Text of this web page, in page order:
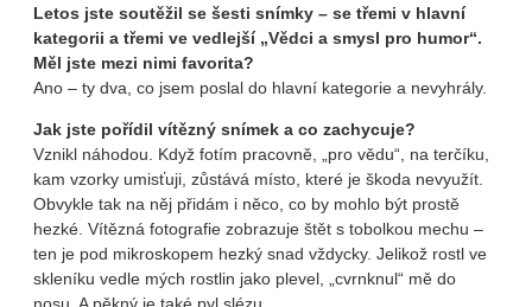
Letos jste soutěžil se šesti snímky – se třemi v hlavní
kategorii a třemi ve vedlejší „Vědci a smysl pro humor“.
Měl jste mezi nimi favorita?
Ano – ty dva, co jsem poslal do hlavní kategorie a nevyhrály.
Jak jste pořídil vítězný snímek a co zachycuje?
Vznikl náhodou. Když fotím pracovně, „pro vědu“, na terčíku,
kam vzorky umisťuji, zůstává místo, které je škoda nevyužít.
Obvykle tak na něj přidám i něco, co by mohlo být prostě
hezké. Vítězná fotografie zobrazuje štět s tobolkou mechu –
ten je pod mikroskopem hezký snad vždycky. Jelikož rostl ve
skleníku vedle mých rostlin jako plevel, „cvrnknul“ mě do